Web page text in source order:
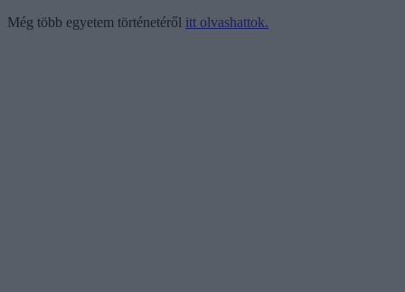
Még több egyetem történetéről itt olvashattok.